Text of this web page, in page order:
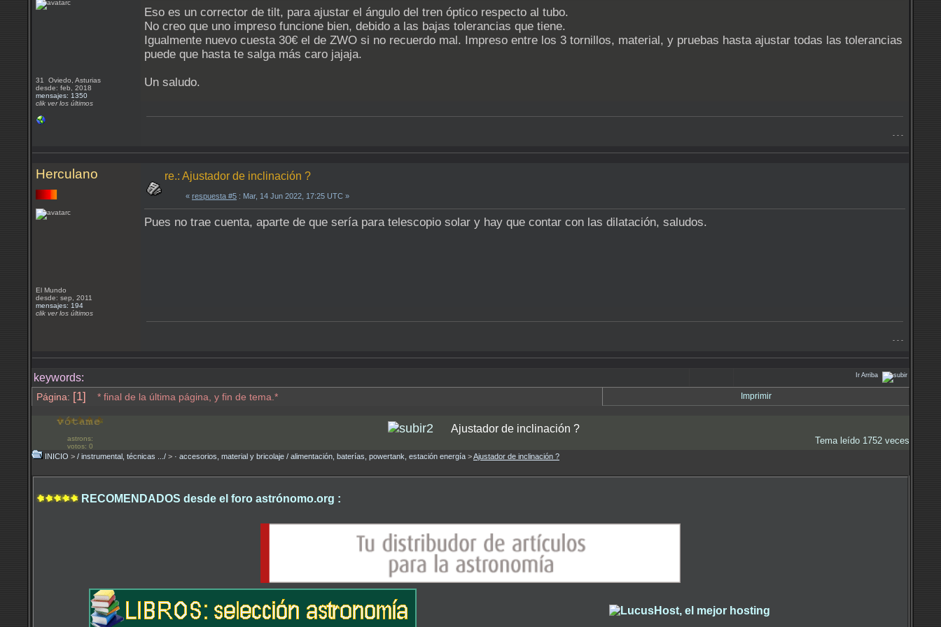
31 Oviedo, Asturias
desde: feb, 2018
mensajes: 1350
clik ver los últimos
Eso es un corrector de tilt, para ajustar el ángulo del tren óptico respecto al tubo.
No creo que uno impreso funcione bien, debido a las bajas tolerancias que tiene.
Igualmente nuevo cuesta 30€ el de ZWO si no recuerdo mal. Impreso entre los 3 tornillos, material, y pruebas hasta ajustar todas las tolerancias
puede que hasta te salga más caro jajaja.
Un saludo.
- - -
Herculano
El Mundo
desde: sep, 2011
mensajes: 194
clik ver los últimos
re.: Ajustador de inclinación ?
« respuesta #5 : Mar, 14 Jun 2022, 17:25 UTC »
Pues no trae cuenta, aparte de que sería para telescopio solar y hay que contar con las dilatación, saludos.
- - -
keywords: Ir Arriba
Página: [1] * final de la última página, y fin de tema.* Imprimir
astrons:
votos: 0
Ajustador de inclinación ?
Tema leído 1752 veces
INICIO > / instrumental, técnicas .../ > · accesorios, material y bricolaje / alimentación, baterías, powertank, estación energía >Ajustador de inclinación ?
RECOMENDADOS desde el foro astrónomo.org :